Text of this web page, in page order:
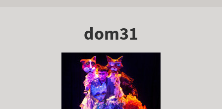
dom31